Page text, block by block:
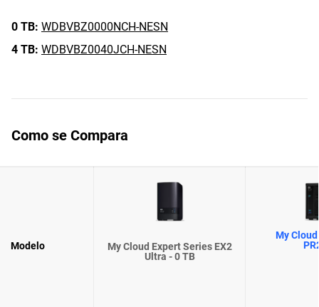
0 TB: WDBVBZ0000NCH-NESN
4 TB: WDBVBZ0040JCH-NESN
Como se Compara
Modelo
My Cloud Expert Series EX2
Ultra - 0 TB
My